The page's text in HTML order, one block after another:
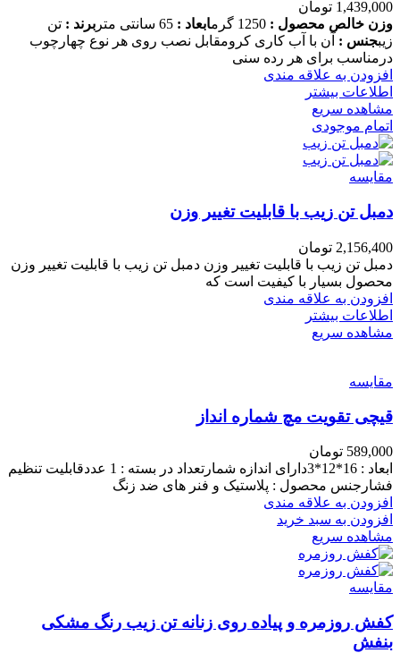
1,439,000 تومان
وزن خالص محصول :
ابعاد : 65 سانتی متر برند : تن
زیبجنس : آن با آب کاری کرومقابل نصب روی هر نوع چهارچوب
درمناسب برای هر رده سنی
افزودن به علاقه مندی
اطلاعات بیشتر
مشاهده سریع
اتمام موجودی
مقایسه
دمبل تن زیب با قابلیت تغییر وزن
2,156,400 تومان
دمبل تن زیب با قابلیت تغییر وزن دمبل تن زیب با قابلیت تغییر وزن
محصول بسیار با کیفیت است که
افزودن به علاقه مندی
اطلاعات بیشتر
مشاهده سریع
مقایسه
قیچی تقویت مچ شماره انداز
589,000 تومان
ابعاد : 16*12*3دارای اندازه شمارتعداد در بسته : 1 عددقابلیت تنظیم
فشارجنس محصول : پلاستیک و فنر های ضد زنگ
افزودن به علاقه مندی
افزودن به سبد خرید
مشاهده سریع
مقایسه
کفش روزمره و پیاده روی زنانه تن زیب رنگ مشکی
بنفش